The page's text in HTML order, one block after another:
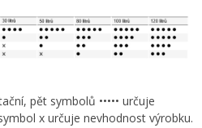
pět symbolů ••••• určuje
x určuje nevhodnost výrobku.